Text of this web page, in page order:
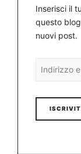
Inserisci il
questo
nuovi post.
Indirizzo